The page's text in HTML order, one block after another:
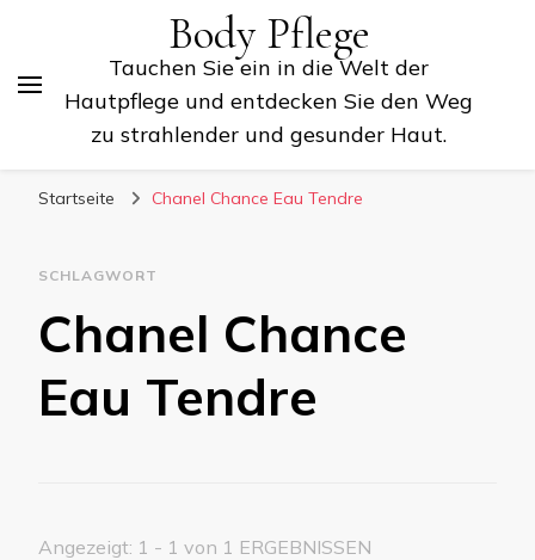
Body Pflege
Tauchen Sie ein in die Welt der
Hautpflege und entdecken Sie den Weg
zu strahlender und gesunder Haut.
Startseite Chanel Chance Eau Tendre
SCHLAGWORT
Chanel Chance
Eau Tendre
Angezeigt: 1 - 1 von 1 ERGEBNISSEN